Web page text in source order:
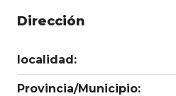
Dirección
localidad:
Provincia/Municipio: